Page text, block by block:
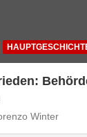
Winter